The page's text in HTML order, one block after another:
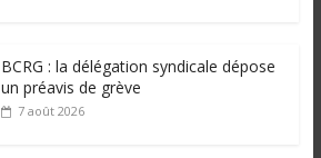
BCRG : la délégation syndicale dépose
un préavis de grève
7 août 2026